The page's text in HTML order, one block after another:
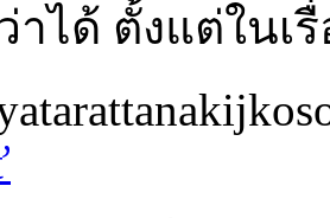
าได้ ตั้งแต่ในเ